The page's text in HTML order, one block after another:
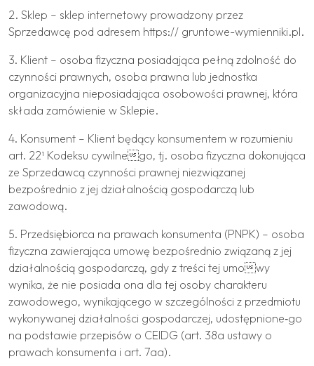
2. Sklep – sklep internetowy prowadzony przez
Sprzedawcę pod adresem https:// gruntowe-wymienniki.pl.
3. Klient – osoba fizyczna posiadająca pełną zdolność do
czynności prawnych, osoba prawna lub jednostka
organizacyjna nieposiadająca osobowości prawnej, która
składa zamówienie w Sklepie.
4. Konsument – Klient będący konsumentem w rozumieniu
art. 22¹ Kodeksu cywilnego, tj. osoba fizyczna dokonująca
ze Sprzedawcą czynności prawnej niezwiązanej
bezpośrednio z jej działalnością gospodarczą lub
zawodową.
5. Przedsiębiorca na prawach konsumenta (PNPK) – osoba
fizyczna zawierająca umowę bezpośrednio związaną z jej
działalnością gospodarczą, gdy z treści tej umowy
wynika, że nie posiada ona dla tej osoby charakteru
zawodowego, wynikającego w szczególności z przedmiotu
wykonywanej działalności gospodarczej, udostępnione‐go
na podstawie przepisów o CEIDG (art. 38a ustawy o
prawach konsumenta i art. 7aa).